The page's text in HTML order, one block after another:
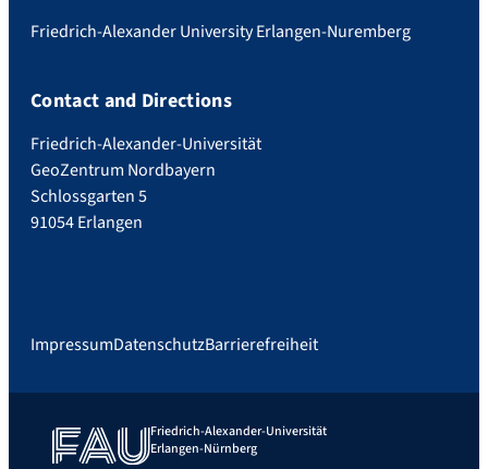
Friedrich-Alexander University Erlangen-Nuremberg
Contact and Directions
Friedrich-Alexander-Universität
GeoZentrum Nordbayern
Schlossgarten 5
91054 Erlangen
ImpressumDatenschutzBarrierefreiheit
Friedrich-Alexander-Universität
Erlangen-Nürnberg